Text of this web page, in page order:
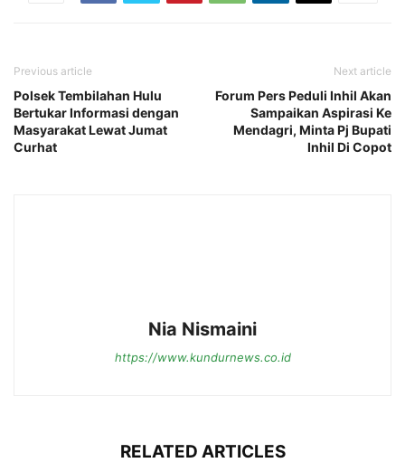
Previous article
Polsek Tembilahan Hulu
Bertukar Informasi dengan
Masyarakat Lewat Jumat
Curhat
Next article
Forum Pers Peduli Inhil Akan
Sampaikan Aspirasi Ke
Mendagri, Minta Pj Bupati
Inhil Di Copot
Nia Nismaini
https://www.kundurnews.co.id
RELATED ARTICLES